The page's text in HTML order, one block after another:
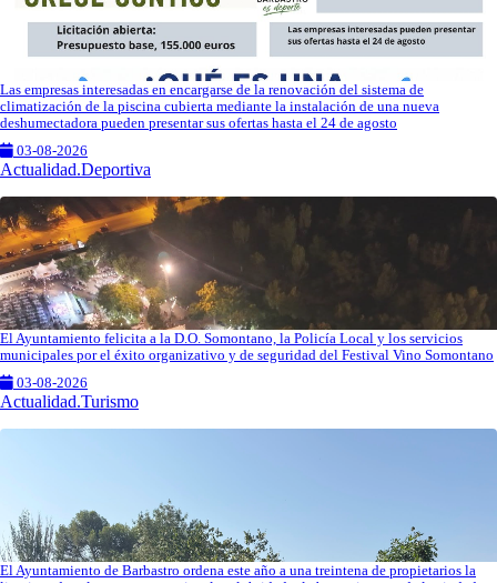
Las empresas interesadas en encargarse de la renovación del sistema de
climatización de la piscina cubierta mediante la instalación de una nueva
deshumectadora pueden presentar sus ofertas hasta el 24 de agosto
03-08-2026
Actualidad.Deportiva
El Ayuntamiento felicita a la D.O. Somontano, la Policía Local y los servicios
municipales por el éxito organizativo y de seguridad del Festival Vino Somontano
03-08-2026
Actualidad.Turismo
El Ayuntamiento de Barbastro ordena este año a una treintena de propietarios la